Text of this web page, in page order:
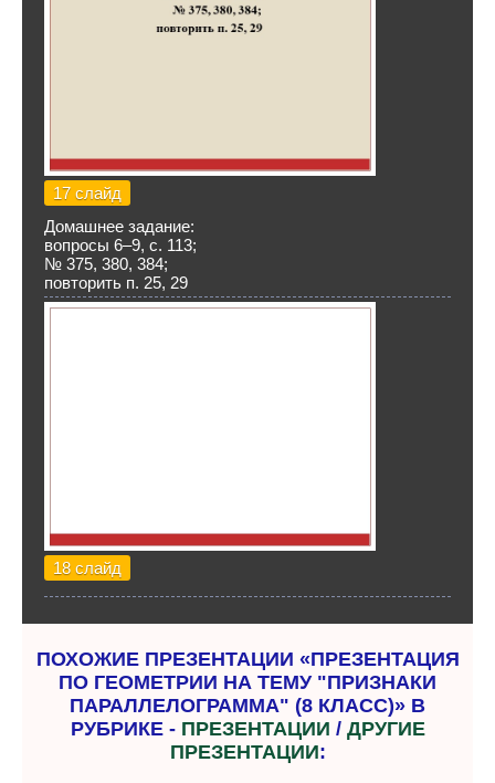
17 слайд
Домашнее задание:
вопросы 6–9, с. 113;
№ 375, 380, 384;
повторить п. 25, 29
18 слайд
ПОХОЖИЕ ПРЕЗЕНТАЦИИ «ПРЕЗЕНТАЦИЯ
ПО ГЕОМЕТРИИ НА ТЕМУ "ПРИЗНАКИ
ПАРАЛЛЕЛОГРАММА" (8 КЛАСС)» В
РУБРИКЕ - ПРЕЗЕНТАЦИИ / ДРУГИЕ
ПРЕЗЕНТАЦИИ: